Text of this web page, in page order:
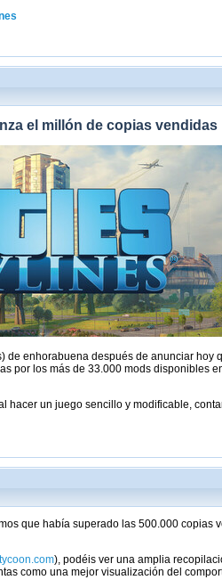
el millón de copias vendidas
de enhorabuena después de anunciar hoy
por los más de 33.000 mods disponibles
un juego sencillo y modificable,
que había superado las 500.000 copias
), podéis ver una amplia
como una mejor visualización del